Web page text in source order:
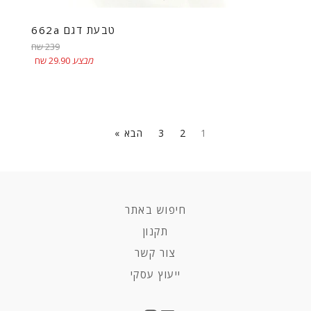
טבעת דגם 662a
מחיר
רגיל
239 שח
מבצע29.90 שח
1
2
3 הבא »
חיפוש באתר
תקנון
צור קשר
ייעוץ עסקי